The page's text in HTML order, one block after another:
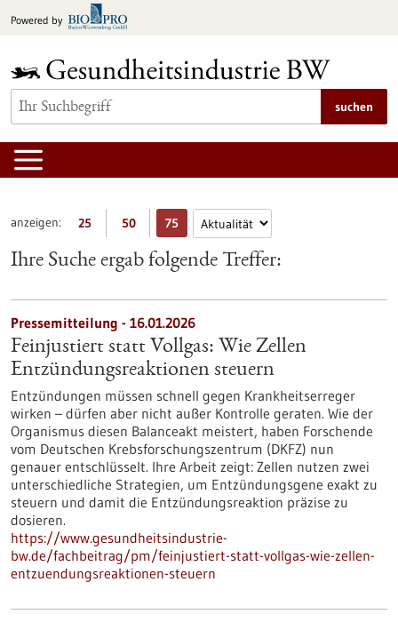
Inhalt
Powered by
suchen
anzeigen: 25 50 75
Ihre Suche ergab folgende Treffer:
Pressemitteilung - 16.01.2026
Feinjustiert statt Vollgas: Wie Zellen
Entzündungsreaktionen steuern
Entzündungen müssen schnell gegen Krankheitserreger
wirken – dürfen aber nicht außer Kontrolle geraten. Wie der
Organismus diesen Balanceakt meistert, haben Forschende
vom Deutschen Krebsforschungszentrum (DKFZ) nun
genauer entschlüsselt. Ihre Arbeit zeigt: Zellen nutzen zwei
unterschiedliche Strategien, um Entzündungsgene exakt zu
steuern und damit die Entzündungsreaktion präzise zu
dosieren.
https://www.gesundheitsindustrie-
bw.de/fachbeitrag/pm/feinjustiert-statt-vollgas-wie-zellen-
entzuendungsreaktionen-steuern